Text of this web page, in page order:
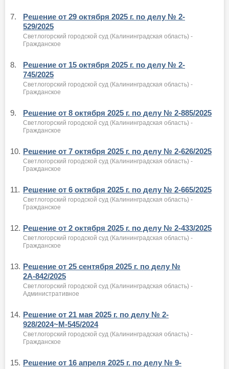
7.
Решение от 29 октября 2025 г. по делу № 2-
529/2025
Светлогорский городской суд (Калининградская область) -
Гражданское
8.
Решение от 15 октября 2025 г. по делу № 2-
745/2025
Светлогорский городской суд (Калининградская область) -
Гражданское
9. Решение от 8 октября 2025 г. по делу № 2-885/2025
Светлогорский городской суд (Калининградская область) -
Гражданское
10. Решение от 7 октября 2025 г. по делу № 2-626/2025
Светлогорский городской суд (Калининградская область) -
Гражданское
11. Решение от 6 октября 2025 г. по делу № 2-665/2025
Светлогорский городской суд (Калининградская область) -
Гражданское
12. Решение от 2 октября 2025 г. по делу № 2-433/2025
Светлогорский городской суд (Калининградская область) -
Гражданское
13. Решение от 25 сентября 2025 г. по делу №
2А-842/2025
Светлогорский городской суд (Калининградская область) -
Административное
14. Решение от 21 мая 2025 г. по делу № 2-
928/2024~М-545/2024
Светлогорский городской суд (Калининградская область) -
Гражданское
15. Решение от 16 апреля 2025 г. по делу № 9-